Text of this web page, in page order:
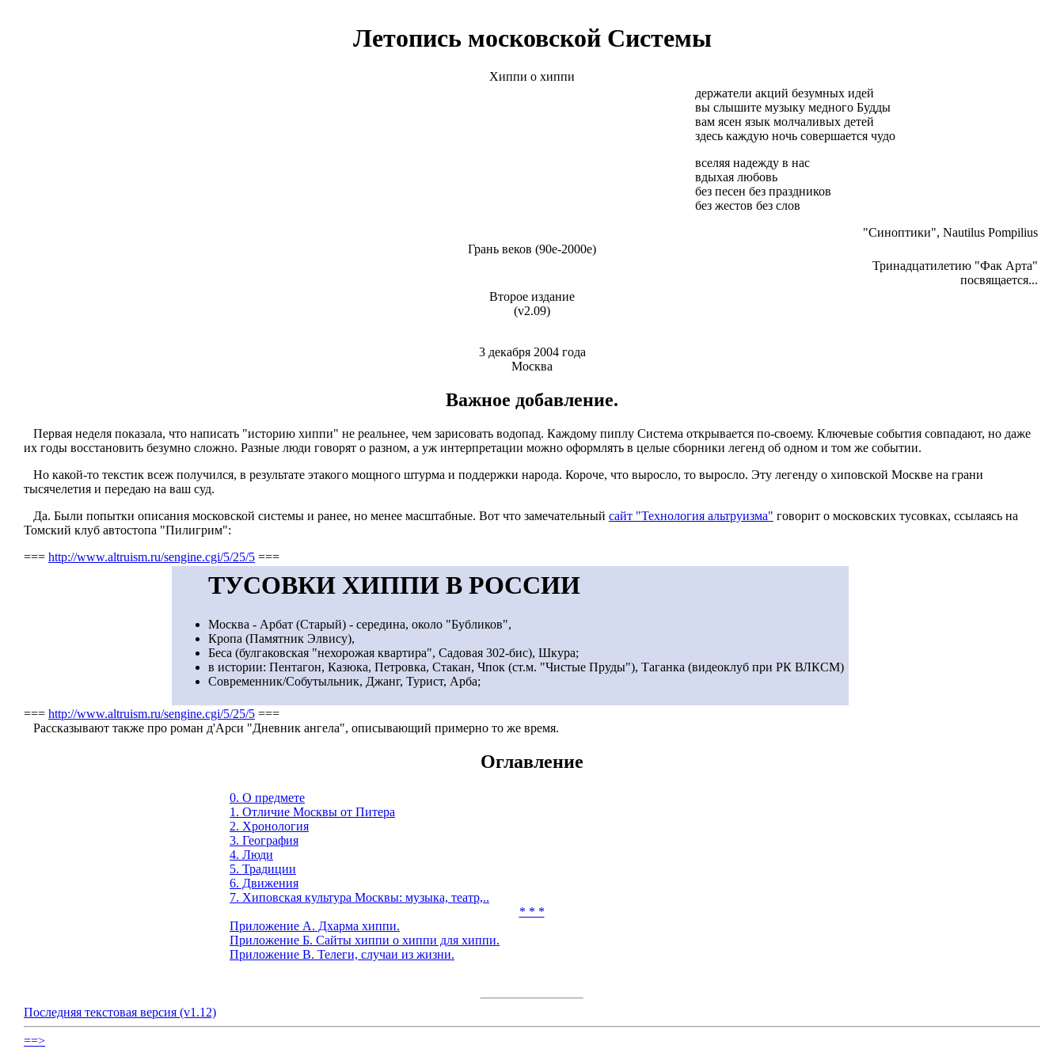
Летопись московской Системы
Хиппи о хиппи
держатели акций безумных идей
вы слышите музыку медного Будды
вам ясен язык молчаливых детей
здесь каждую ночь совершается чудо
вселяя надежду в нас
вдыхая любовь
без песен без праздников
без жестов без слов
"Синоптики", Nautilus Pompilius
Грань веков (90е-2000е)
Тринадцатилетию "Фак Арта"
посвящается...
Второе издание
(v2.09)
3 декабря 2004 года
Москва
Важное добавление.
Первая неделя показала, что написать "историю хиппи" не реальнее, чем зарисовать водопад. Каждому пиплу Система открывается по-своему. Ключевые события совпадают, но даже
их годы восстановить безумно сложно. Разные люди говорят о разном, а уж интерпретации можно оформлять в целые сборники легенд об одном и том же событии.
Но какой-то текстик всеж получился, в результате этакого мощного штурма и поддержки народа. Короче, что выросло, то выросло. Эту легенду о хиповской Москве на грани
тысячелетия и передаю на ваш суд.
Да. Были попытки описания московской системы и ранее, но менее масштабные. Вот что замечательный сайт "Технология альтруизма" говорит о московских тусовках, ссылаясь на
Томский клуб автостопа "Пилигрим":
=== http://www.altruism.ru/sengine.cgi/5/25/5 ===
ТУСОВКИ ХИППИ В РОССИИ
Москва - Арбат (Старый) - середина, около "Бубликов",
Кропа (Памятник Элвису),
Беса (булгаковская "нехоpожая кваpтиpа", Садовая 302-бис), Шкуpа;
в истории: Пентагон, Казюка, Петpовка, Стакан, Чпок (ст.м. "Чистые Пpуды"), Таганка (видеоклуб пpи РК ВЛКСМ)
Совpеменник/Собутыльник, Джанг, Туpист, Аpба;
=== http://www.altruism.ru/sengine.cgi/5/25/5 ===
Рассказывают также про роман д'Арси "Дневник ангела", описывающий примерно то же время.
Оглавление
0. О предмете
1. Отличие Москвы от Питера
2. Хронология
3. География
4. Люди
5. Традиции
6. Движения
7. Хиповская культура Москвы: музыка, театр,..
* * *
Приложение А. Дхарма хиппи.
Приложение Б. Сайты хиппи о хиппи для хиппи.
Приложение В. Телеги, случаи из жизни.
Последняя текстовая версия (v1.12)
==>